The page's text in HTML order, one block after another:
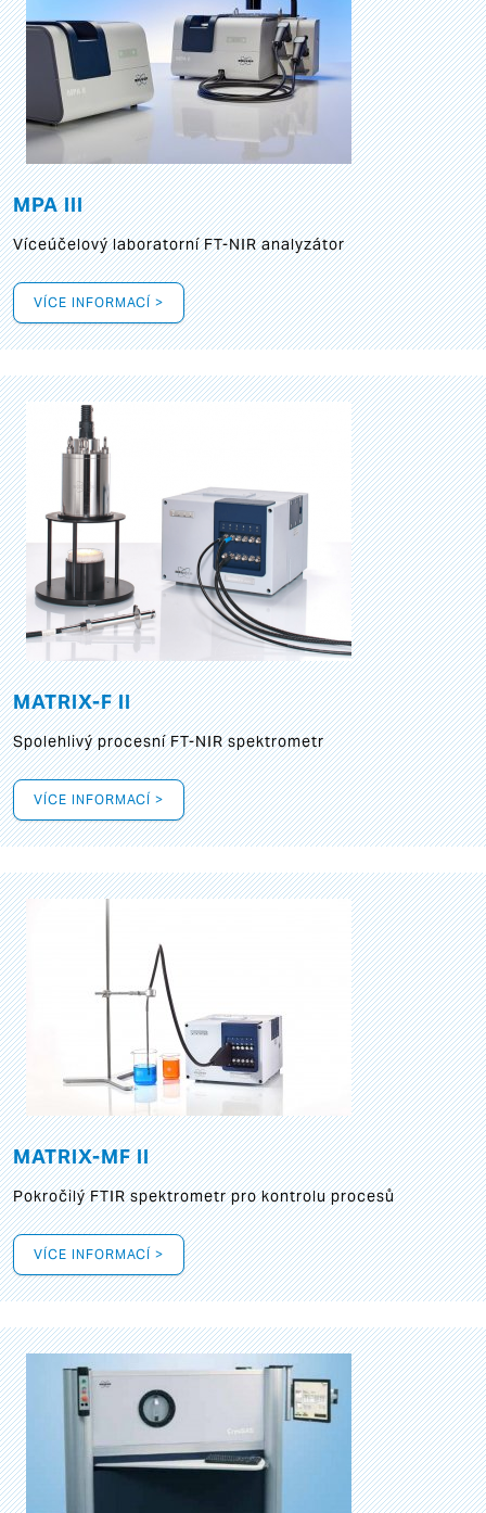
MPA III
Víceúčelový laboratorní FT-NIR analyzátor
VÍCE INFORMACÍ >
MATRIX-F II
Spolehlivý procesní FT-NIR spektrometr
VÍCE INFORMACÍ >
MATRIX-MF II
Pokročilý FTIR spektrometr pro kontrolu procesů
VÍCE INFORMACÍ >